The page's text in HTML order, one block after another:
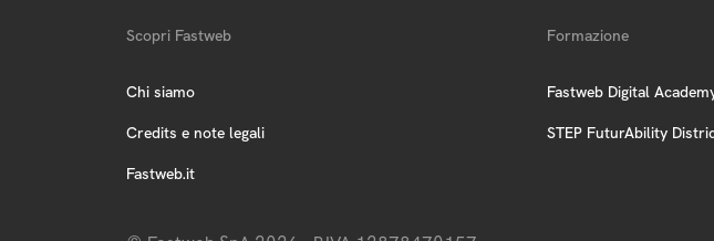
Scopri Fastweb
Chi siamo
Credits e note legali
Fastweb.it
Formazione
Fastweb Digital
STEP FuturAbility